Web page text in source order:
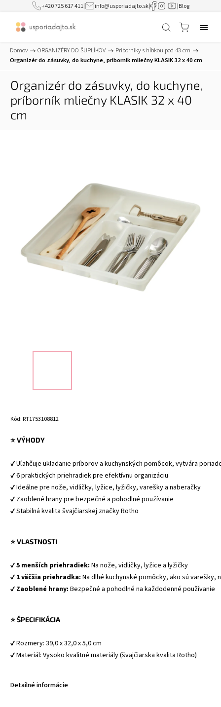
+420 725 617 411| info@usporiadajto.sk| |Blog
Domov / ORGANIZÉRY DO ŠUPLÍKOV / Príborníky s hĺbkou pod 43 cm /
Organizér do zásuvky, do kuchyne, príborník mliečny KLASIK 32 x 40 cm
Organizér do zásuvky, do kuchyne,
príborník mliečny KLASIK 32 x 40
cm
Kód:RT1753108812
⭐ VÝHODY
✔ Uľahčuje ukladanie príborov a kuchynských pomôcok, vytvára
✔ 6 praktických priehradiek pre efektívnu organizáciu
✔ Ideálne pre nože, vidličky, lyžice, lyžičky, varešky a naberačky
✔ Zaoblené hrany pre bezpečné a pohodlné používanie
✔ Stabilná kvalita švajčiarskej značky Rotho
⭐ VLASTNOSTI
✔ 5 menších priehradiek: Na nože, vidličky, lyžice a lyžičky
✔ 1 väčšia priehradka: Na dlhé kuchynské pomôcky, ako sú varešky,
✔ Zaoblené hrany: Bezpečné a pohodlné na každodenné používanie
⭐ ŠPECIFIKÁCIA
✔ Rozmery: 39,0 x 32,0 x 5,0 cm
✔ Materiál: Vysoko kvalitné materiály (švajčiarska kvalita Rotho)
Detailné informácie